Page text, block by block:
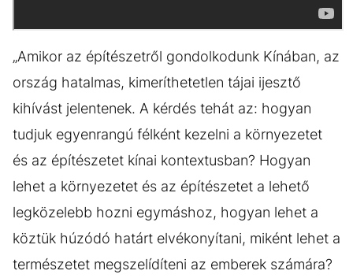
„Amikor az építészetről gondolkodunk Kínában, az
ország hatalmas, kimeríthetetlen tájai ijesztő
kihívást jelentenek. A kérdés tehát az: hogyan
tudjuk egyenrangú félként kezelni a környezetet
és az építészetet kínai kontextusban? Hogyan
lehet a környezetet és az építészetet a lehető
legközelebb hozni egymáshoz, hogyan lehet a
köztük húzódó határt elvékonyítani, miként lehet a
természetet megszelídíteni az emberek számára?